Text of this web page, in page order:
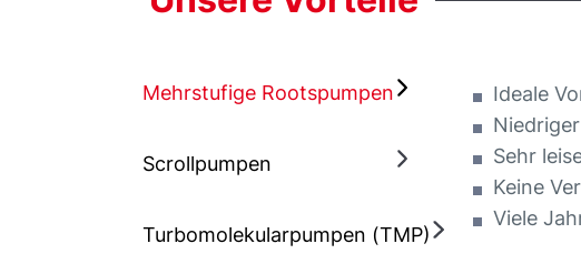
Mehrstufige Rootspumpen
Scrollpumpen
Turbomolekularpumpen (TMP)
Ideale
Sehr
Keine
Viele